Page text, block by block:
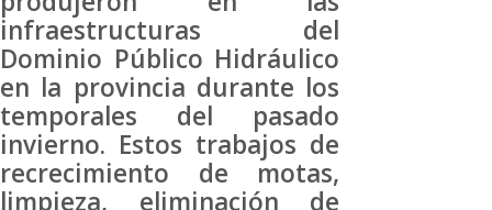
infraestructuras del
Dominio Público Hidráulico
en la provincia durante los
temporales del pasado
invierno. Estos trabajos de
recrecimiento de motas,
limpieza, eliminación de